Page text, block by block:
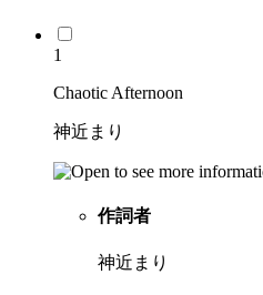
1
Chaotic Afternoon
神近まり
作詞者
神近まり